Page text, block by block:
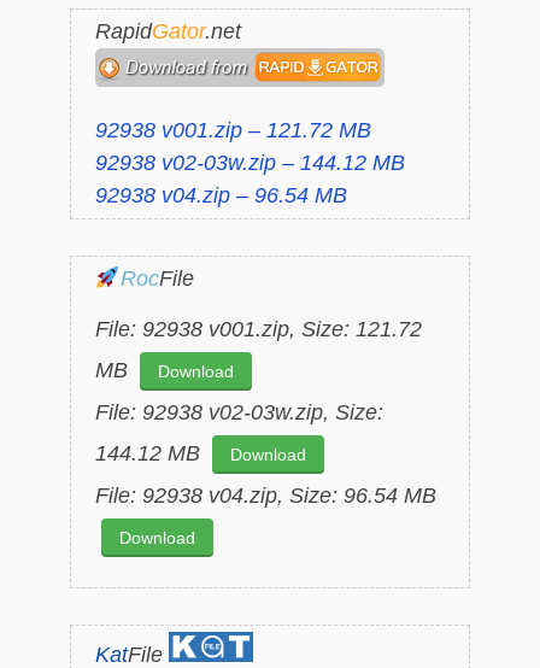
RapidGator.net
92938 v001.zip – 121.72 MB
92938 v02-03w.zip – 144.12 MB
92938 v04.zip – 96.54 MB
RocFile
File: 92938 v001.zip, Size: 121.72
MB
Download
File: 92938 v02-03w.zip, Size:
144.12 MB
Download
File: 92938 v04.zip, Size: 96.54 MB
Download
KatFile